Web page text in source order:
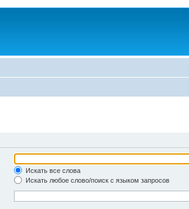
Искать все слова
Искать любое слово/поиск с языком запросов